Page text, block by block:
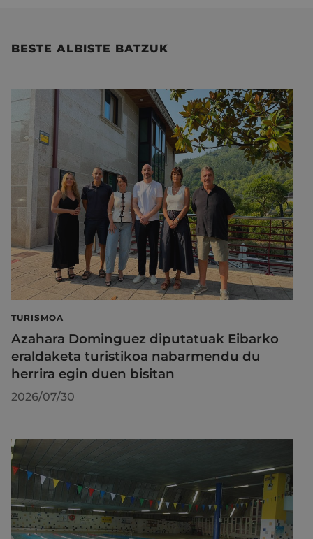
BESTE ALBISTE BATZUK
TURISMOA
Azahara Dominguez diputatuak Eibarko
eraldaketa turistikoa nabarmendu du
herrira egin duen bisitan
2026/07/30